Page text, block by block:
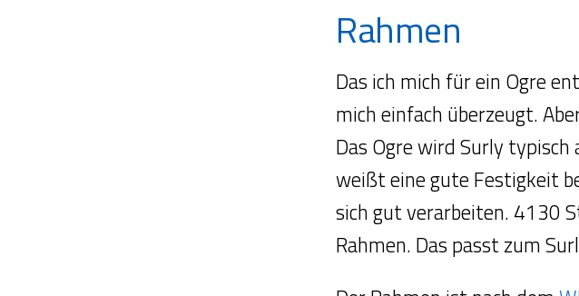
Rahmen
Das ich mich für ein Ogre
mich einfach überzeugt.
Das Ogre wird Surly typisch
weißt eine gute Festigkeit
sich gut verarbeiten. 4130
Rahmen. Das passt zum